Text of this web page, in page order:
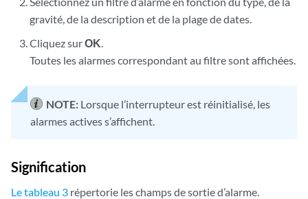
gravité, de la description et de la plage de dates.
Cliquez surOK.
Toutes les alarmes correspondant au filtre sont affichées.
NOTE: Lorsque l’interrupteur est réinitialisé, les
alarmes actives s’affichent.
Signification
Le tableau 3 répertorie les champs de sortie d’alarme.